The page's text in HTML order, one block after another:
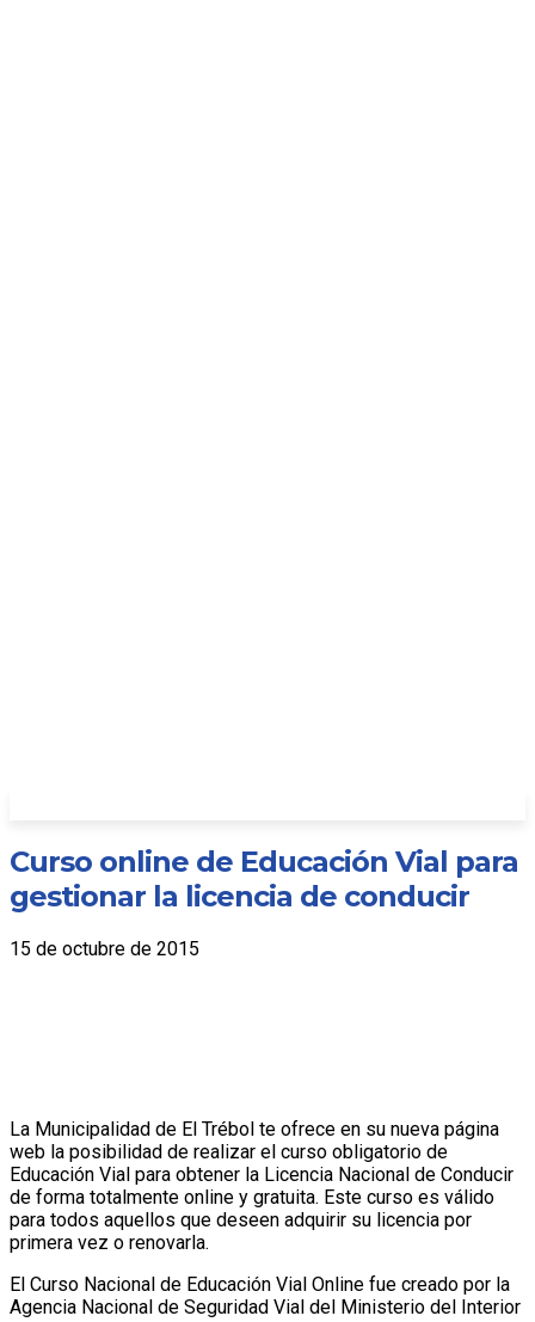
Curso online de Educación Vial para
gestionar la licencia de conducir
15 de octubre de 2015
La Municipalidad de El Trébol te ofrece en su nueva página
web la posibilidad de realizar el curso obligatorio de
Educación Vial para obtener la Licencia Nacional de Conducir
de forma totalmente online y gratuita. Este curso es válido
para todos aquellos que deseen adquirir su licencia por
primera vez o renovarla.
El Curso Nacional de Educación Vial Online fue creado por la
Agencia Nacional de Seguridad Vial del Ministerio del Interior